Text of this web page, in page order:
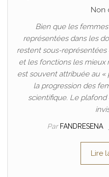
Non
Bien que les
représentées dans les
restent sous-
et les fonctions les mieux
est souvent attribuée au
la progression des
scientifique. Le
Par FANDRESENA
Lire